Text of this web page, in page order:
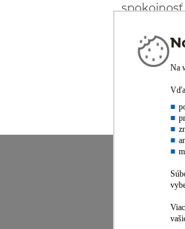
spokojnosť